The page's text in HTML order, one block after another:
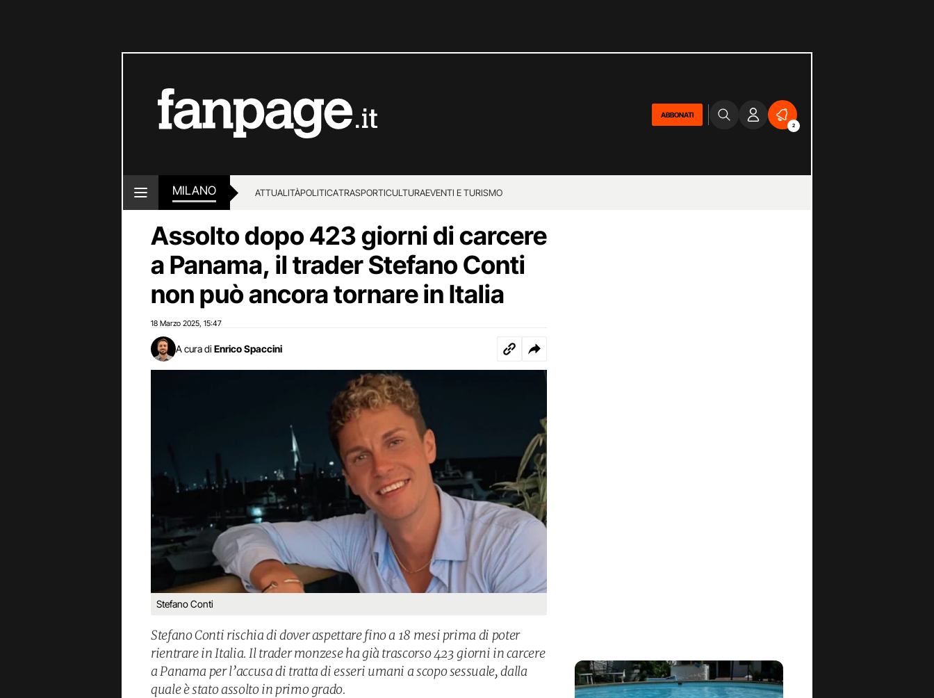
ABBONATI
2
MILANO ATTUALITÀPOLITICATRASPORTICULTURAEVENTI E TURISMO
Assolto dopo 423 giorni di carcere
a Panama, il trader Stefano Conti
non può ancora tornare in Italia
18 Marzo 2025 15:47
A cura di Enrico Spaccini
Stefano Conti
Stefano Conti rischia di dover aspettare fino a 18 mesi prima di poter
rientrare in Italia. Il trader monzese ha già trascorso 423 giorni in carcere
a Panama per l’accusa di tratta di esseri umani a scopo sessuale, dalla
quale è stato assolto in primo grado.